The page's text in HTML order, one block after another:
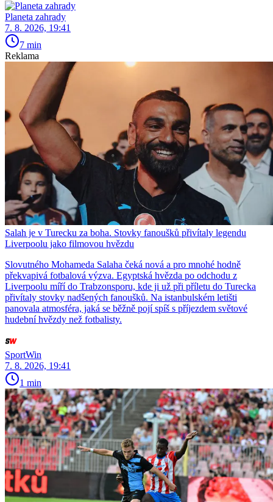
Planeta zahrady
7. 8. 2026, 19:41
7 min
Reklama
Salah je v Turecku za boha. Stovky fanoušků přivítaly legendu
Liverpoolu jako filmovou hvězdu
Slovutného Mohameda Salaha čeká nová a pro mnohé hodně
překvapivá fotbalová výzva. Egyptská hvězda po odchodu z
Liverpoolu míří do Trabzonsporu, kde ji už při příletu do Turecka
přivítaly stovky nadšených fanoušků. Na istanbulském letišti
panovala atmosféra, jaká se běžně pojí spíš s příjezdem světové
hudební hvězdy než fotbalisty.
SportWin
7. 8. 2026, 19:41
1 min